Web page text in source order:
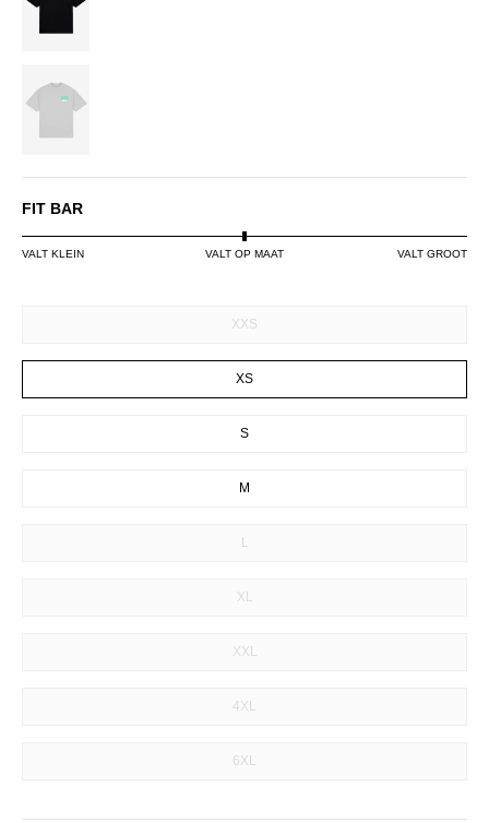
GREY
FIT BAR
VALT KLEIN VALT OP MAAT VALT GROOT
XXS
XS
S
M
L
XL
XXL
4XL
6XL